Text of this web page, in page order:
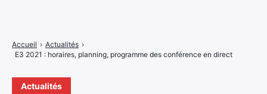
Actualités
Accueil › Actualités ›
E3 2021 : horaires, planning, programme des conférence en direct